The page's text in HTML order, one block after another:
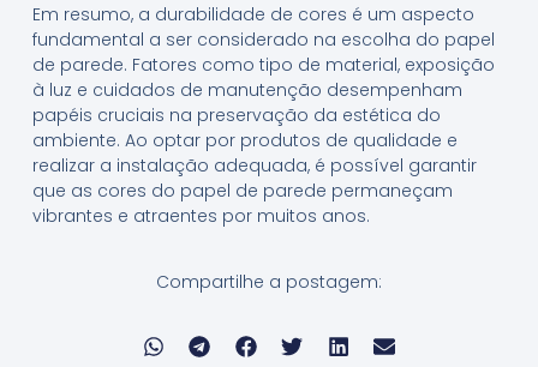
Em resumo, a durabilidade de cores é um aspecto
fundamental a ser considerado na escolha do papel
de parede. Fatores como tipo de material, exposição
à luz e cuidados de manutenção desempenham
papéis cruciais na preservação da estética do
ambiente. Ao optar por produtos de qualidade e
realizar a instalação adequada, é possível garantir
que as cores do papel de parede permaneçam
vibrantes e atraentes por muitos anos.
Compartilhe a postagem: